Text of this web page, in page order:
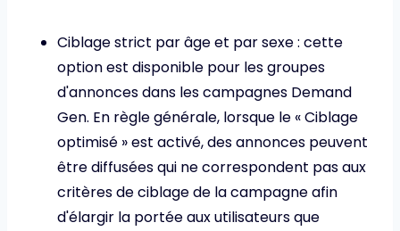
Ciblage strict par âge et par sexe : cette
option est disponible pour les groupes
d'annonces dans les campagnes Demand
Gen. En règle générale, lorsque le « Ciblage
optimisé » est activé, des annonces peuvent
être diffusées qui ne correspondent pas aux
critères de ciblage de la campagne afin
d'élargir la portée aux utilisateurs que